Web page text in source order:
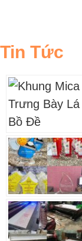
Tin Tức